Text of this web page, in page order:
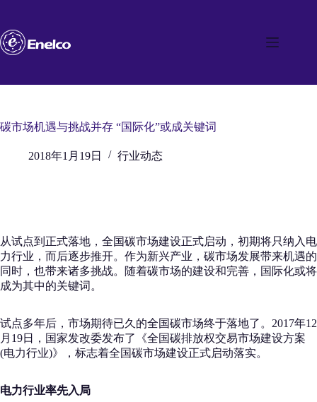
内
容
碳市场机遇与挑战并存 “国际化”或成关键词
2018年1月19日 行业动态
从试点到正式落地，全国碳市场建设正式启动，初期将只纳入电
力行业，而后逐步推开。作为新兴产业，碳市场发展带来机遇的
同时，也带来诸多挑战。随着碳市场的建设和完善，国际化或将
成为其中的关键词。
试点多年后，市场期待已久的全国碳市场终于落地了。2017年12
月19日，国家发改委发布了《全国碳排放权交易市场建设方案
(电力行业)》，标志着全国碳市场建设正式启动落实。
电力行业率先入局